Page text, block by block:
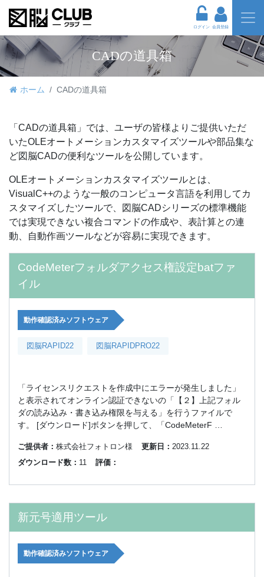
ログイン 会員登録
CADの道具箱
ホーム CADの道具箱
「CADの道具箱」では、ユーザの皆様よりご提供いただ
いたOLEオートメーションカスタマイズツールや部品集な
ど図脳CADの便利なツールを公開しています。
OLEオートメーションカスタマイズツールとは、
VisualC++のような一般のコンピュータ言語を利用してカ
スタマイズしたツールで、図脳CADシリーズの標準機能
では実現できない複合コマンドの作成や、表計算との連
動、自動作画ツールなどが容易に実現できます。
CodeMeterフォルダアクセス権設定batファ
イル
動作確認済みソフトウェア
図脳RAPID22 図脳RAPIDPRO22
「ライセンスリクエストを作成中にエラーが発生しました」
と表示されてオンライン認証できないの「【２】上記フォル
ダの読み込み・書き込み権限を与える」を行うファイルで
す。 [ダウンロード]ボタンを押して、「CodeMeterF …
ご提供者： 株式会社フォトロン様 更新日： 2023.11.22
ダウンロード数： 11 評価：
新元号適用ツール
動作確認済みソフトウェア